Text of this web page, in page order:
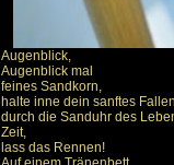
Augenblick,
Augenblick mal
feines Sandkorn,
halte inne dein sanftes
durch die Sanduhr des
Zeit,
lass das Rennen!